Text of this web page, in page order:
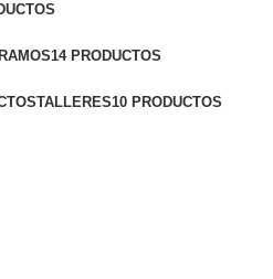
RAMOS14 PRODUCTOS
TALLERES10 PRODUCTOS